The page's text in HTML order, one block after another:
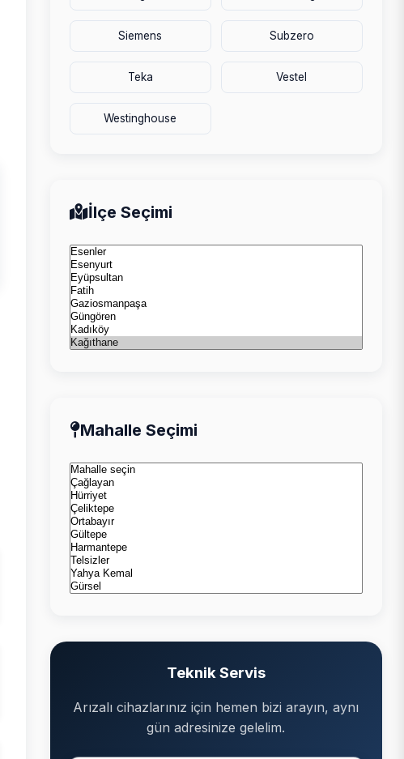
Siemens Subzero
Teka Vestel
Westinghouse
İlçe Seçimi
Mahalle Seçimi
Teknik Servis
Arızalı cihazlarınız için hemen bizi arayın, aynı
gün adresinize gelelim.